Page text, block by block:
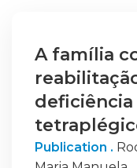
A família
Publication .